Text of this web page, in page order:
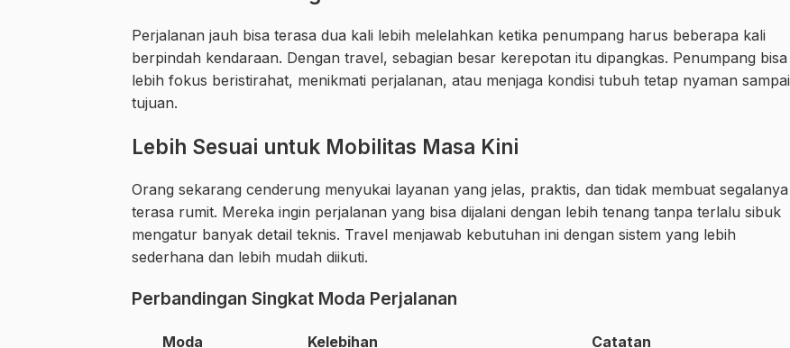
Perjalanan jauh bisa terasa dua kali lebih melelahkan ketika penumpang harus beberapa kali
berpindah kendaraan. Dengan travel, sebagian besar kerepotan itu dipangkas. Penumpang bisa
lebih fokus beristirahat, menikmati perjalanan, atau menjaga kondisi tubuh tetap nyaman sampai
tujuan.
Lebih Sesuai untuk Mobilitas Masa Kini
Orang sekarang cenderung menyukai layanan yang jelas, praktis, dan tidak membuat segalanya
terasa rumit. Mereka ingin perjalanan yang bisa dijalani dengan lebih tenang tanpa terlalu sibuk
mengatur banyak detail teknis. Travel menjawab kebutuhan ini dengan sistem yang lebih
sederhana dan lebih mudah diikuti.
Perbandingan Singkat Moda Perjalanan
Moda Kelebihan Catatan